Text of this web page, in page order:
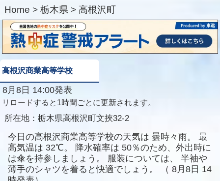
Home > 栃木県 > 高根沢町
高根沢商業高等学校
8月8日 14:00発表
リロードすると1時間ごとに更新されます。
所在地： 栃木県高根沢町文挾32-2
今日の高根沢商業高等学校の天気は 曇時々雨。
最
高気温は 32℃。 降水確率は 50％のため、外出時に
は傘を持参しましょう。
服装については、
半袖や
薄手のシャツを着ると快適でしょう。
（ 8月8日 14